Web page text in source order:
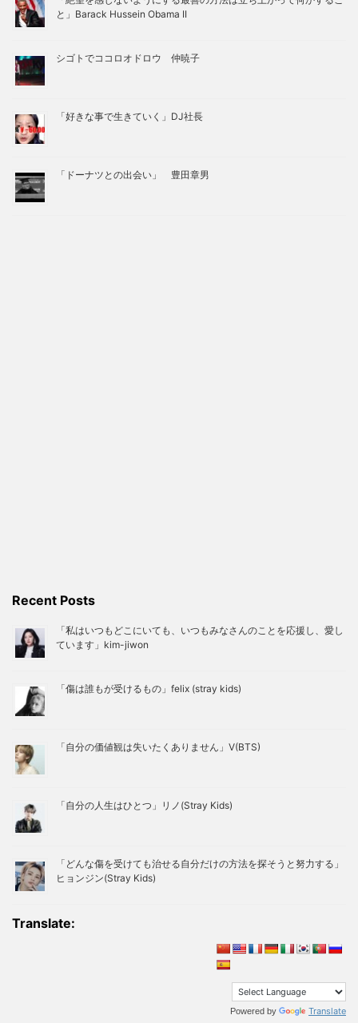
と」Barack Hussein Obama II
シゴトでココロオドロウ 仲暁子
「好きな事で生きていく」DJ社長
「ドーナツとの出会い」 豊田章男
Recent Posts
「私はいつもどこにいても、いつもみなさんのことを応援し、愛し
ています」kim-jiwon
「傷は誰もが受けるもの」felix (stray kids)
「自分の価値観は失いたくありません」V(BTS)
「自分の人生はひとつ」リノ(Stray Kids)
「どんな傷を受けても治せる自分だけの方法を探そうと努力する」
ヒョンジン(Stray Kids)
Translate:
Powered by Translate